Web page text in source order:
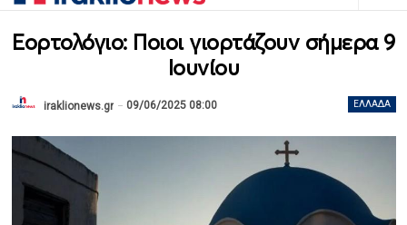
Εορτολόγιο: Ποιοι γιορτάζουν σήμερα 9
Ιουνίου
ΕΛΛΆΔΑ
iraklionews.gr 09/06/2025 08:00